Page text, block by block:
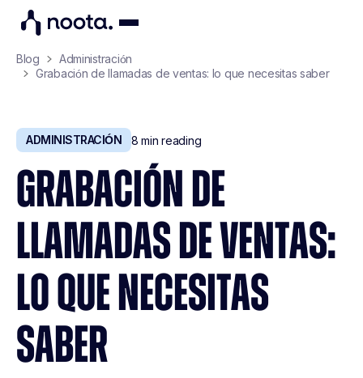
Blog
Administración
Grabación de llamadas de ventas: lo que necesitas saber
ADMINISTRACIÓN 8 min reading
GRABACIÓN DE
LLAMADAS DE VENTAS:
LO QUE NECESITAS
SABER